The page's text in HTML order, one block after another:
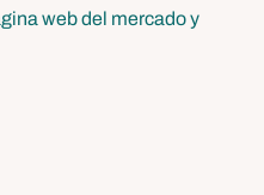
web del mercado y